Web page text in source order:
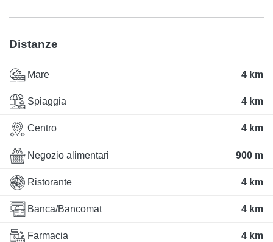
Distanze
Mare 4 km
Spiaggia 4 km
Centro 4 km
Negozio alimentari 900 m
Ristorante 4 km
Banca/Bancomat 4 km
Farmacia 4 km